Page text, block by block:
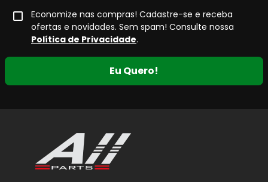
Economize nas compras! Cadastre-se e receba
ofertas e novidades. Sem spam! Consulte nossa
Política de Privacidade.
Eu Quero!